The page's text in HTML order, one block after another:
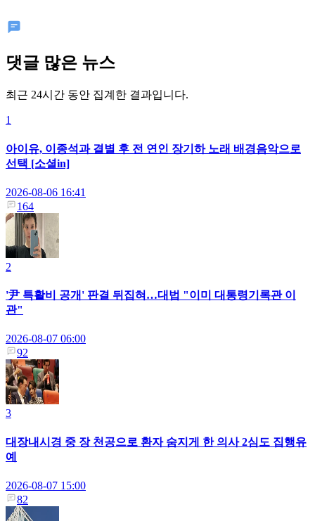
댓글 많은 뉴스
최근 24시간 동안 집계한 결과입니다.
1
아이유, 이종석과 결별 후 전 연인 장기하 노래 배경음악으로
선택 [소셜in]
2026-08-06 16:41
164
2
'尹 특활비 공개' 판결 뒤집혀…대법 "이미 대통령기록관 이
관"
2026-08-07 06:00
92
3
대장내시경 중 장 천공으로 환자 숨지게 한 의사 2심도 집행유
예
2026-08-07 15:00
82